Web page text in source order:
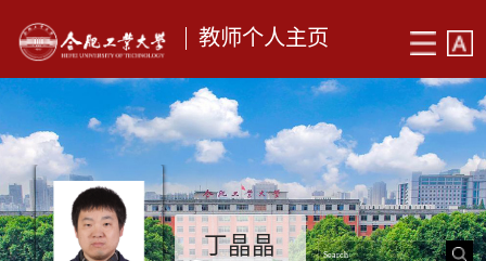
教师个人主页
丁晶晶